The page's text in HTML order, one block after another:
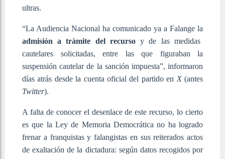
ultras.
“La Audiencia Nacional ha comunicado ya a Falange la
admisión a trámite del recursoy de las medidas
cautelares solicitadas, entre las que figuraban la
suspensión cautelar de la sanción impuesta”, informaron
días atrás desde la cuenta oficial del partido en X(antes
Twitter).
A falta de conocer el desenlace de este recurso, lo cierto
es que la Ley de Memoria Democrática no ha logrado
frenar a franquistas y falangistas en sus reiterados actos
de exaltación de la dictadura: según datos recogidos por